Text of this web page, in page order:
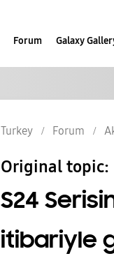
Forum Galaxy
Turkey Forum
Original topic:
S24
itibariyle